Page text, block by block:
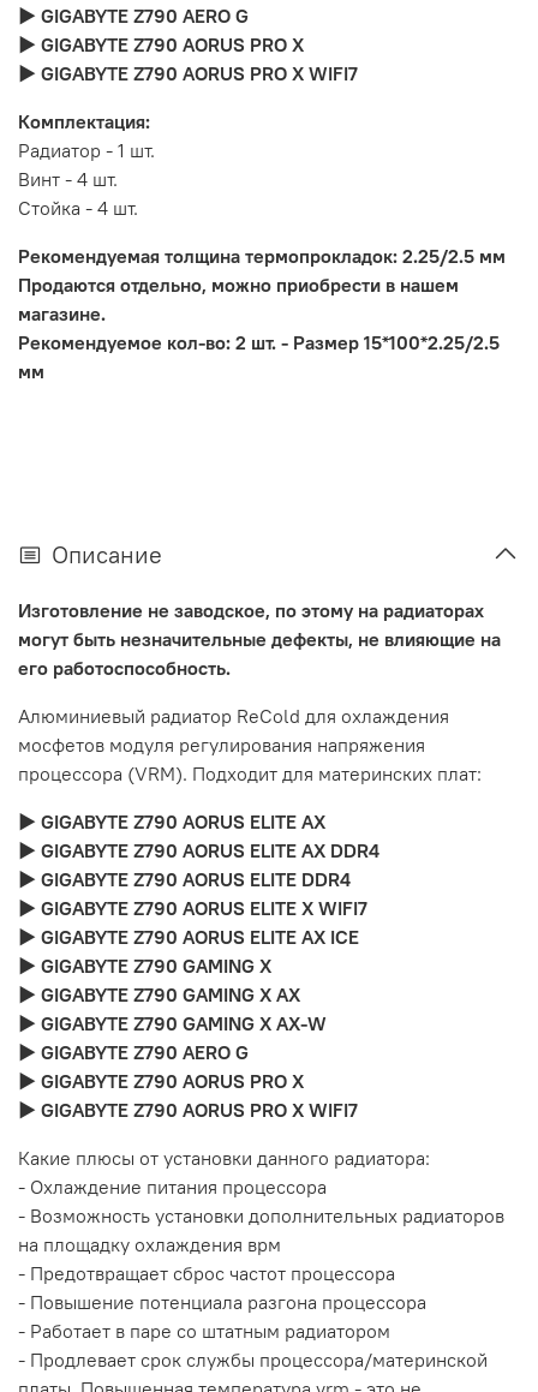
► GIGABYTE Z790 AERO G
► GIGABYTE Z790 AORUS PRO X
► GIGABYTE Z790 AORUS PRO X WIFI7
Комплектация:
Радиатор - 1 шт.
Винт - 4 шт.
Стойка - 4 шт.
Рекомендуемая толщина термопрокладок: 2.25/2.5 мм
Продаются отдельно, можно приобрести в нашем
магазине.
Рекомендуемое кол-во: 2 шт. - Размер 15*100*2.25/2.5
мм
Описание
Изготовление не заводское, по этому на радиаторах
могут быть незначительные дефекты, не влияющие на
его работоспособность.
Алюминиевый радиатор ReCold для охлаждения
мосфетов модуля регулирования напряжения
процессора (VRM). Подходит для материнских плат:
► GIGABYTE Z790 AORUS ELITE AX
► GIGABYTE Z790 AORUS ELITE AX DDR4
► GIGABYTE Z790 AORUS ELITE DDR4
► GIGABYTE Z790 AORUS ELITE X WIFI7
► GIGABYTE Z790 AORUS ELITE AX ICE
► GIGABYTE Z790 GAMING X
► GIGABYTE Z790 GAMING X AX
► GIGABYTE Z790 GAMING X AX-W
► GIGABYTE Z790 AERO G
► GIGABYTE Z790 AORUS PRO X
► GIGABYTE Z790 AORUS PRO X WIFI7
Какие плюсы от установки данного радиатора:
- Охлаждение питания процессора
- Возможность установки дополнительных радиаторов
на площадку охлаждения врм
- Предотвращает сброс частот процессора
- Повышение потенциала разгона процессора
- Работает в паре со штатным радиатором
- Продлевает срок службы процессора/материнской